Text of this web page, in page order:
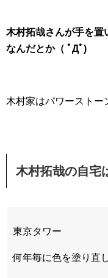
木村拓哉さんが手を置
なんだとか（ ﾟДﾟ)
木村家はパワーストー
木村拓哉の自宅
東京タワー
何年毎に色を塗り直